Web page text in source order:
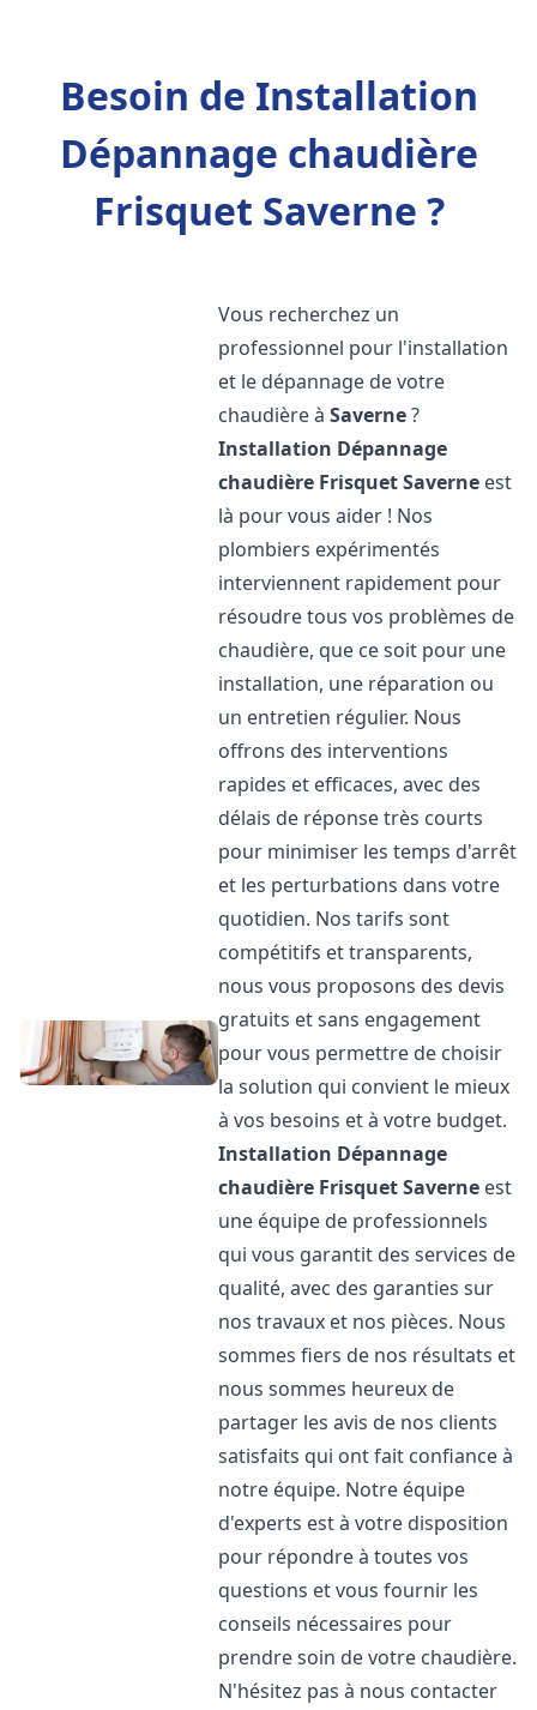
Besoin de Installation
Dépannage chaudière
Frisquet Saverne ?
Vous recherchez un
professionnel pour l'installation
et le dépannage de votre
chaudière àSaverne?
Installation Dépannage
chaudière FrisquetSaverne est
là pour vous aider ! Nos
plombiers expérimentés
interviennent rapidement pour
résoudre tous vos problèmes de
chaudière, que ce soit pour une
installation, une réparation ou
un entretien régulier. Nous
offrons des interventions
rapides et efficaces, avec des
délais de réponse très courts
pour minimiser les temps d'arrêt
et les perturbations dans votre
quotidien. Nos tarifs sont
compétitifs et transparents,
nous vous proposons des devis
gratuits et sans engagement
pour vous permettre de choisir
la solution qui convient le mieux
à vos besoins et à votre budget.
Installation Dépannage
chaudière FrisquetSaverne est
une équipe de professionnels
qui vous garantit des services de
qualité, avec des garanties sur
nos travaux et nos pièces. Nous
sommes fiers de nos résultats et
nous sommes heureux de
partager les avis de nos clients
satisfaits qui ont fait confiance à
notre équipe. Notre équipe
d'experts est à votre disposition
pour répondre à toutes vos
questions et vous fournir les
conseils nécessaires pour
prendre soin de votre chaudière.
N'hésitez pas à nous contacter